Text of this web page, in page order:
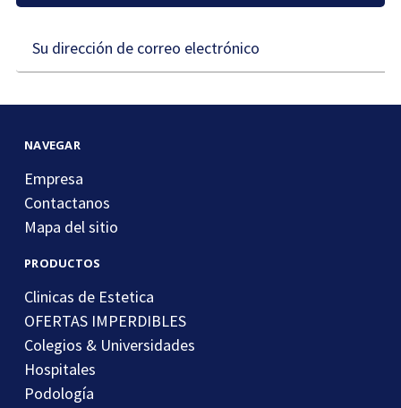
de
electrónico
NAVEGAR
Empresa
Contactanos
Mapa del sitio
PRODUCTOS
Clinicas de Estetica
OFERTAS IMPERDIBLES
Colegios & Universidades
Hospitales
Podología